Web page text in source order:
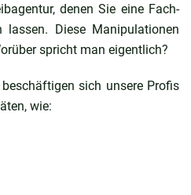
denen Sie eine Fach-
lassen. Diese Manipulationen
spricht man eigentlich?
sich unsere Profis
wie: